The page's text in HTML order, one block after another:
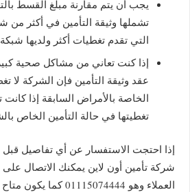
يجب أن يتم مقارنة مبلغ القسط
تشملها وثيقة التأمين في أكثر من
التي تقدم تغطيات أكثر ولديها
إذا كنت تعاني من مشاكل صحية
عقد وثيقة التأمين فإن الشركة لا
الخاصة بالأمراض السابقة إذا كانت
تغطيتها في حالة التأمين الخاص
إذا احتجت الاستفسار عن أي تفاصيل
شركة تأمين أون لاين يمكنك الاتصال
العملاء وهو